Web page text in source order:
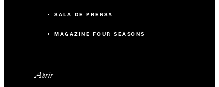
SALA DE PRENSA
MAGAZINE FOUR SEASONS
Abrir